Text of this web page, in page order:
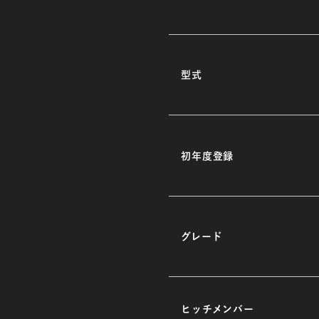
型式
初年度登録
グレード
ヒッチメンバー